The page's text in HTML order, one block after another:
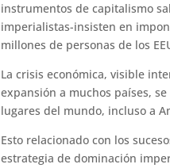
instrumentos de capitalismo
imperialistas-insisten en
millones de personas de los
La crisis económica, visible
expansión a muchos países,
lugares del mundo, incluso a
Esto relacionado con los
estrategia de dominación